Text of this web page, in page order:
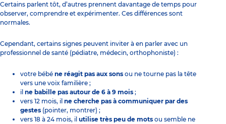
Certains parlent tôt, d’autres prennent davantage de temps pour
observer, comprendre et expérimenter. Ces différences sont
normales.
Cependant, certains signes peuvent inviter à en parler avec un
professionnel de santé (pédiatre, médecin, orthophoniste) :
votre bébé ne réagit pas aux sons ou ne tourne pas la tête
vers une voix familière ;
il ne babille pas autour de 6 à 9 mois ;
vers 12 mois, il ne cherche pas à communiquer par des
gestes (pointer, montrer) ;
vers 18 à 24 mois, il utilise très peu de mots ou semble ne